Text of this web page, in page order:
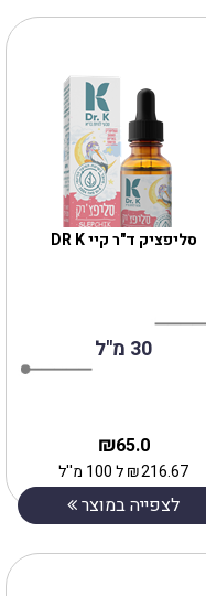
סליפציק ד"ר קיי DR K
30 מ"ל
65.0
₪
216.67
₪ל 100 מ''ל
לצפייה במוצר